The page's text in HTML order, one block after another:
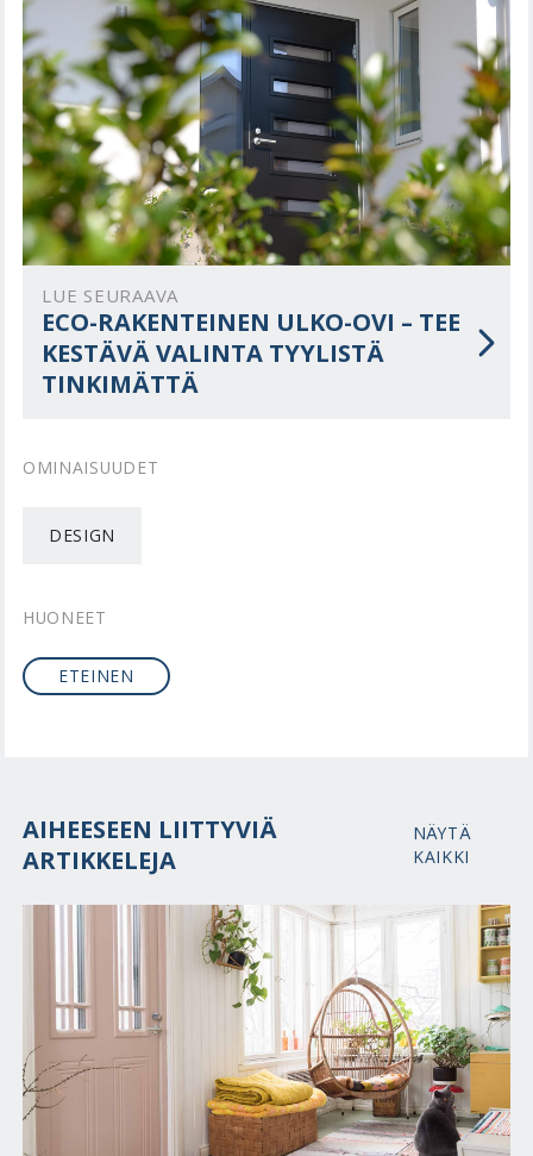
LUE SEURAAVA
ECO-RAKENTEINEN ULKO-OVI – TEE
KESTÄVÄ VALINTA TYYLISTÄ
TINKIMÄTTÄ
OMINAISUUDET
DESIGN
HUONEET
ETEINEN
AIHEESEEN LIITTYVIÄ
ARTIKKELEJA
NÄYTÄ
KAIKKI